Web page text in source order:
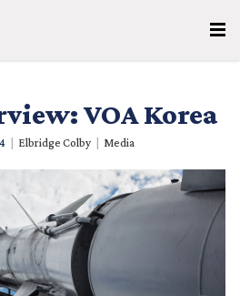
VOA Korea
Elbridge Colby Media